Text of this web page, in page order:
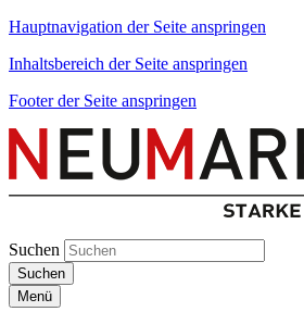
Hauptnavigation der Seite anspringen
Inhaltsbereich der Seite anspringen
Footer der Seite anspringen
Suchen
Suchen
Menü